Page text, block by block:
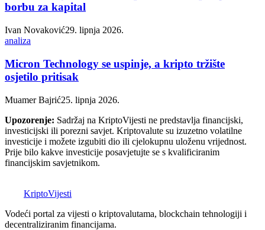
borbu za kapital
Ivan Novaković29. lipnja 2026.
analiza
Micron Technology se uspinje, a kripto tržište
osjetilo pritisak
Muamer Bajrić25. lipnja 2026.
Upozorenje: Sadržaj na KriptoVijesti ne predstavlja financijski,
investicijski ili porezni savjet. Kriptovalute su izuzetno volatilne
investicije i možete izgubiti dio ili cjelokupnu uloženu vrijednost.
Prije bilo kakve investicije posavjetujte se s kvalificiranim
financijskim savjetnikom.
KriptoVijesti
Vodeći portal za vijesti o kriptovalutama, blockchain tehnologiji i
decentraliziranim financijama.